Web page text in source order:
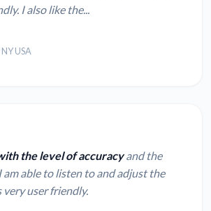
I also like the...
USA
the level of accuracyand the
am able to listen to and adjust the
very user friendly.